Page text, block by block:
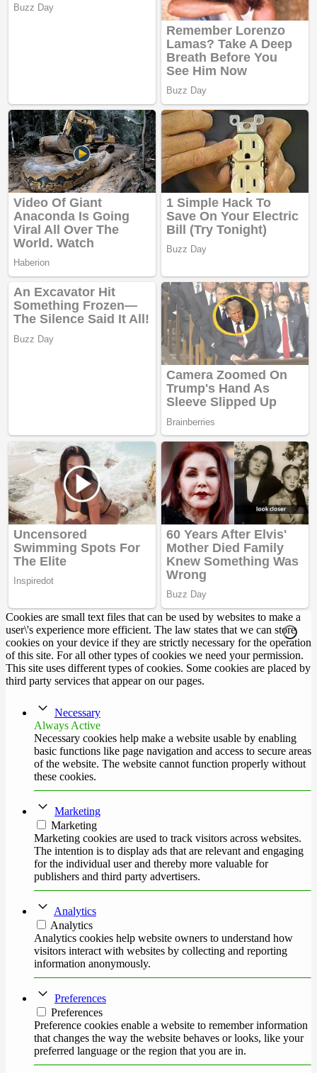
Cookies are small text files that can be used by websites to make a
user\'s experience more efficient. The law states that we can store
cookies on your device if they are strictly necessary for the operation
of this site. For all other types of cookies we need your permission.
This site uses different types of cookies. Some cookies are placed by
third party services that appear on our pages.
Necessary
Always Active
Necessary cookies help make a website usable by enabling
basic functions like page navigation and access to secure areas
of the website. The website cannot function properly without
these cookies.
Marketing
Marketing
Marketing cookies are used to track visitors across websites.
The intention is to display ads that are relevant and engaging
for the individual user and thereby more valuable for
publishers and third party advertisers.
Analytics
Analytics
Analytics cookies help website owners to understand how
visitors interact with websites by collecting and reporting
information anonymously.
Preferences
Preferences
Preference cookies enable a website to remember information
that changes the way the website behaves or looks, like your
preferred language or the region that you are in.